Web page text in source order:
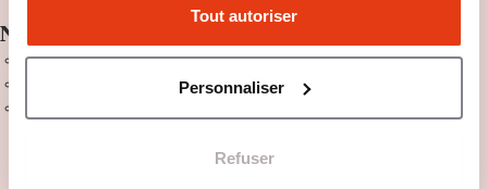
Tout autoriser
Personnaliser
Refuser
Niveau Bac+1 ou équivalent
Candidature et questionnaire en ligne
Épreuve écrite en ligne